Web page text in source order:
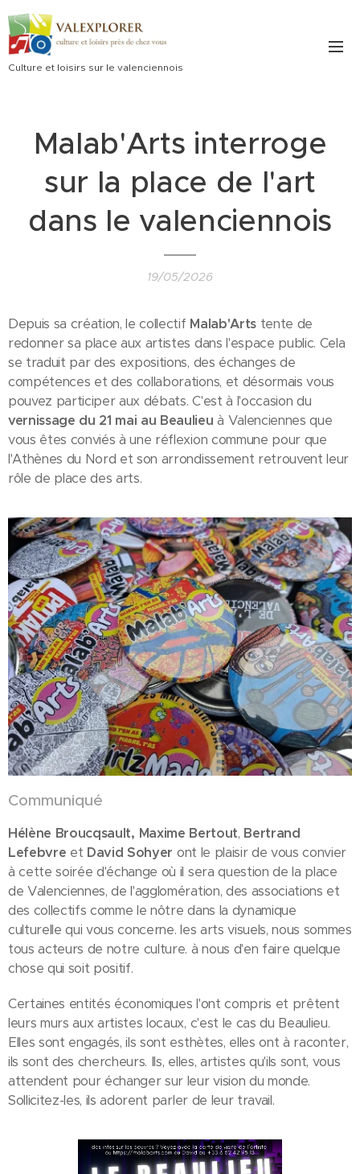
Culture et loisirs sur le valenciennois
Malab'Arts interroge
sur la place de l'art
dans le valenciennois
19/05/2026
Depuis sa création, le collectif Malab'Arts tente de
redonner sa place aux artistes dans l'espace public. Cela
se traduit par des expositions, des échanges de
compétences et des collaborations, et désormais vous
pouvez participer aux débats. C'est à l'occasion du
vernissage du 21 mai au Beaulieu à Valenciennes que
vous êtes conviés à une réflexion commune pour que
l'Athènes du Nord et son arrondissement retrouvent leur
rôle de place des arts.
Communiqué
Hélène Broucqsault, Maxime Bertout, Bertrand
Lefebvre et David Sohyer ont le plaisir de vous convier
à cette soirée d'échange où il sera question de la place
de Valenciennes, de l'agglomération, des associations et
des collectifs comme le nôtre dans la dynamique
culturelle qui vous concerne. les arts visuels, nous sommes
tous acteurs de notre culture. à nous d'en faire quelque
chose qui soit positif.
Certaines entités économiques l'ont compris et prêtent
leurs murs aux artistes locaux, c'est le cas du Beaulieu.
Elles sont engagés, ils sont esthètes, elles ont à raconter,
ils sont des chercheurs. Ils, elles, artistes qu'ils sont, vous
attendent pour échanger sur leur vision du monde.
Sollicitez-les, ils adorent parler de leur travail.